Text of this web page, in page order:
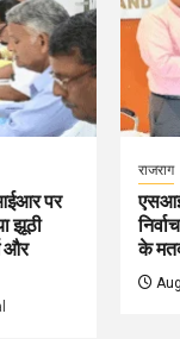
पर
झूठी
और
राजराग
के